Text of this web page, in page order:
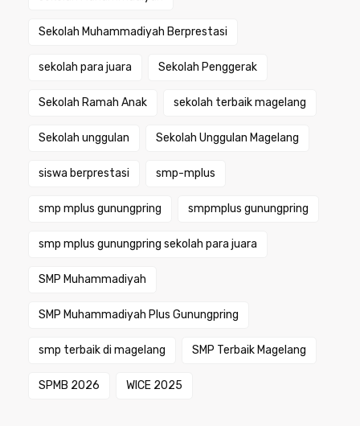
Sekolah Muhammadiyah Berprestasi
sekolah para juara Sekolah Penggerak
Sekolah Ramah Anak sekolah terbaik magelang
Sekolah unggulan Sekolah Unggulan Magelang
siswa berprestasi smp-mplus
smp mplus gunungpring smpmplus gunungpring
smp mplus gunungpring sekolah para juara
SMP Muhammadiyah
SMP Muhammadiyah Plus Gunungpring
smp terbaik di magelang SMP Terbaik Magelang
SPMB 2026 WICE 2025